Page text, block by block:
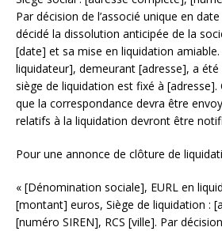
Par décision de l’associé unique en
décidé la dissolution anticipée de la
[date] et sa mise en liquidation
liquidateur], demeurant [adresse], a
siège de liquidation est fixé à [adresse].
que la correspondance devra être
relatifs à la liquidation devront être
Pour une annonce de clôture de
« [Dénomination sociale], EURL en
[montant] euros, Siège de liquidation :
[numéro SIREN], RCS [ville]. Par